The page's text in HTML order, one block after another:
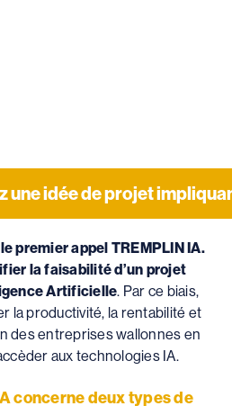
une idée de projet
premier appel TREMPLIN IA.
la faisabilité d’un projet
Artificielle. Par ce biais,
la productivité, la rentabilité et
des entreprises wallonnes en
aux technologies IA.
concerne deux types de